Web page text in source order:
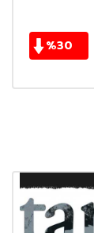
%30